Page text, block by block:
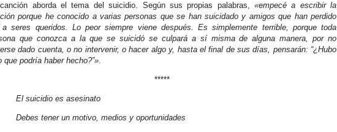
canción aborda el tema del suicidio. Según sus propias palabras, «empecé a escribir la
porque he conocido a varias personas que se han suicidado y amigos que han perdido
seres queridos. Lo peor siempre viene después. Es simplemente terrible, porque toda
que conozca a la que se suicidó se culpará a sí misma de alguna manera, por no
dado cuenta, o no intervenir, o hacer algo y, hasta el final de sus días, pensarán: “¿Hubo
que podría haber hecho?”»
*****
El suicidio es asesinato
Debes tener un motivo, medios y oportunidades